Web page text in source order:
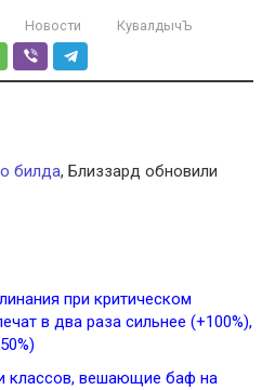
Новости КувалдычЪ
билда, Близзард обновили
при критическом
в два раза сильнее (+100%),
классов, вешающие баф на